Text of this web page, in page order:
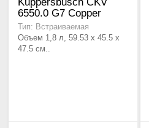
6550.0 G7 Copper
Тип: Встраиваемая
Объем 1,8 л, 59.53 x 45.5 x
47.5 см..